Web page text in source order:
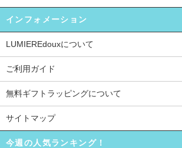
インフォメーション
LUMIEREdouxについて
ご利用ガイド
無料ギフトラッピングについて
サイトマップ
今週の人気ランキング！